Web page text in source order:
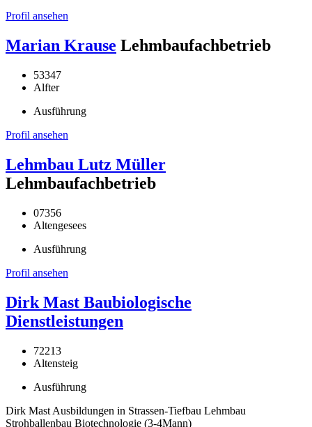
Profil ansehen
Marian Krause Lehmbaufachbetrieb
53347
Alfter
Ausführung
Profil ansehen
Lehmbau Lutz Müller
Lehmbaufachbetrieb
07356
Altengesees
Ausführung
Profil ansehen
Dirk Mast Baubiologische
Dienstleistungen
72213
Altensteig
Ausführung
Dirk Mast Ausbildungen in Strassen-Tiefbau Lehmbau
Strohballenbau Biotechnologie (3-4Mann)